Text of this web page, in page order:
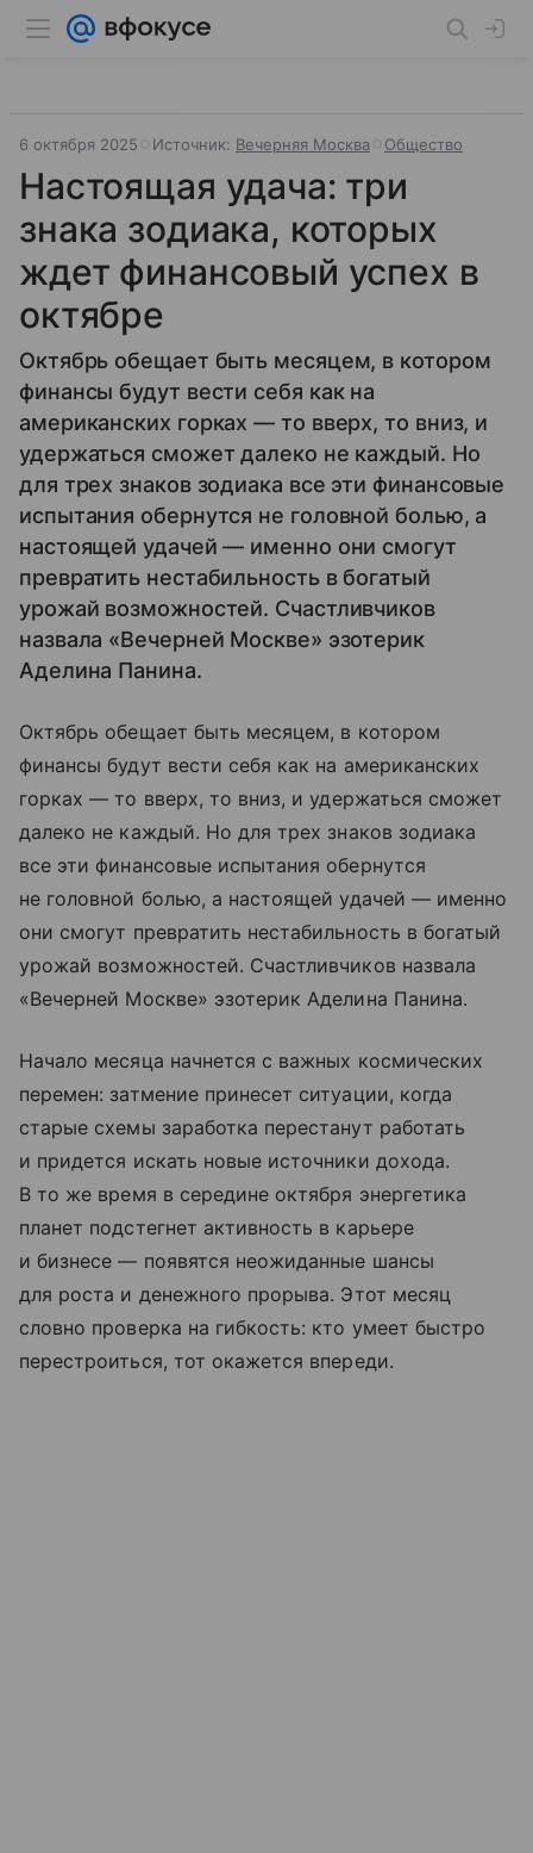
6 октября 2025 Источник: Вечерняя Москва Общество
Настоящая удача: три
знака зодиака, которых
ждет финансовый успех в
октябре
Октябрь обещает быть месяцем, в котором
финансы будут вести себя как на
американских горках — то вверх, то вниз, и
удержаться сможет далеко не каждый. Но
для трех знаков зодиака все эти финансовые
испытания обернутся не головной болью, а
настоящей удачей — именно они смогут
превратить нестабильность в богатый
урожай возможностей. Счастливчиков
назвала «Вечерней Москве» эзотерик
Аделина Панина.
Октябрь обещает быть месяцем, в котором
финансы будут вести себя как на американских
горках — то вверх, то вниз, и удержаться сможет
далеко не каждый. Но для трех знаков зодиака
все эти финансовые испытания обернутся
не головной болью, а настоящей удачей — именно
они смогут превратить нестабильность в богатый
урожай возможностей. Счастливчиков назвала
«Вечерней Москве» эзотерик Аделина Панина.
Начало месяца начнется с важных космических
перемен: затмение принесет ситуации, когда
старые схемы заработка перестанут работать
и придется искать новые источники дохода.
В то же время в середине октября энергетика
планет подстегнет активность в карьере
и бизнесе — появятся неожиданные шансы
для роста и денежного прорыва. Этот месяц
словно проверка на гибкость: кто умеет быстро
перестроиться, тот окажется впереди.